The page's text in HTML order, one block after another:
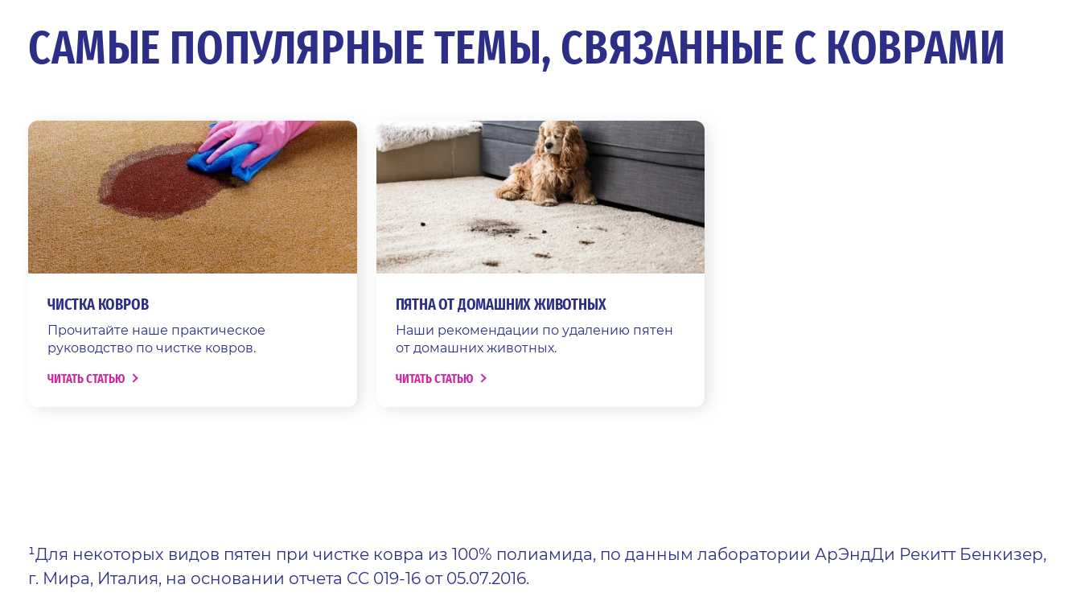
САМЫЕ ПОПУЛЯРНЫЕ ТЕМЫ, СВЯЗАННЫЕ С КОВРАМИ
ЧИСТКА КОВРОВ
Прочитайте наше практическое
руководство по чистке ковров.
ЧИТАТЬ СТАТЬЮ
ПЯТНА ОТ ДОМАШНИХ ЖИВОТНЫХ
Наши рекомендации по удалению пятен
от домашних животных.
ЧИТАТЬ СТАТЬЮ
¹Для некоторых видов пятен при чистке ковра из 100% полиамида, по данным лаборатории АрЭндДи Рекитт Бенкизер,
г. Мира, Италия, на основании отчета CC 019-16 от 05.07.2016.